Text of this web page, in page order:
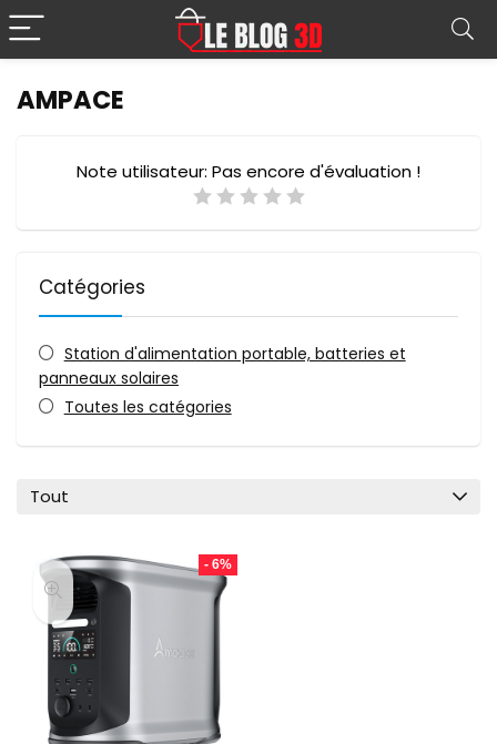
AMPACE
Note utilisateur: Pas encore d'évaluation !
Catégories
Station d'alimentation portable, batteries et
panneaux solaires
Toutes les catégories
Tout
- 6%